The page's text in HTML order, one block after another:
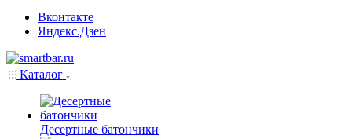
Вконтакте
Яндекс.Дзен
Каталог
Десертные батончики